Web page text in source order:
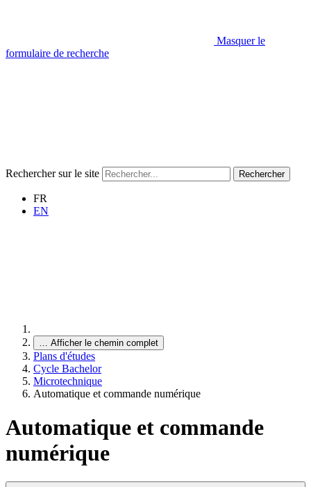
Masquer le
formulaire de recherche
Rechercher sur le site Rechercher
FR
EN
… Afficher le chemin complet
Plans d'études
Cycle Bachelor
Microtechnique
Automatique et commande numérique
Automatique et commande
numérique